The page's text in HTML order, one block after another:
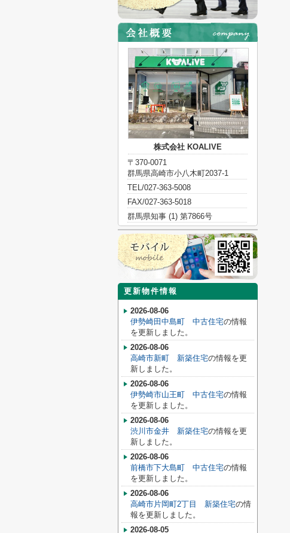
株式会社 KOALIVE
〒370-0071
群馬県高崎市小八木町2037-1
TEL/027-363-5008
FAX/027-363-5018
群馬県知事 (1) 第7866号
更新物件情報
2026-08-06
伊勢崎田中島町 中古住宅の情報
を更新しました。
2026-08-06
高崎市新町 新築住宅の情報を更
新しました。
2026-08-06
伊勢崎市山王町 中古住宅の情報
を更新しました。
2026-08-06
渋川市金井 新築住宅の情報を更
新しました。
2026-08-06
前橋市下大島町 中古住宅の情報
を更新しました。
2026-08-06
高崎市片岡町2丁目 新築住宅の情
報を更新しました。
2026-08-05